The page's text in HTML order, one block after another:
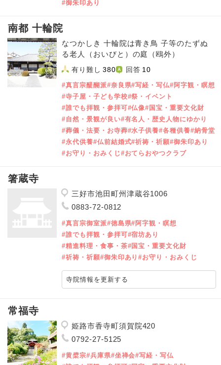
#御朱印あり
南都 十輪院
なつかしき 十輪院は青き鳥 子等のたずぬ
る老人（おいびと）の庭（鴎外）
有り難し 380 回答 10
#真言宗醍醐派#奈良県#写経・写仏#阿字観・瞑想
#寺子屋・子ども学校#祭・イベント
#誰でも拝観・参拝可#仏像#国宝・重要文化財
#自然・景観が良い#有名人・歴史人物にゆかり
#葬儀・法要・お寺葬#水子供養#各種供養#納骨堂
#永代供養#仏前結婚式#祈祷・祈願#御朱印あり
#お守り・おみくじ#おてらおやつクラブ
箸蔵寺
三好市池田町州津蔵谷1006
0883-72-0812
#真言宗御室派#徳島県#阿字観・瞑想
#誰でも拝観・参拝可#宿坊あり
#精進料理・食事・茶#国宝・重要文化財
#祈祷・祈願#御朱印あり#お守り・おみくじ
寺院情報を更新する
常福寺
姫路市香寺町須賀院420
0792-27-5125
#黄檗宗#兵庫県#坐禅会#写経・写仏